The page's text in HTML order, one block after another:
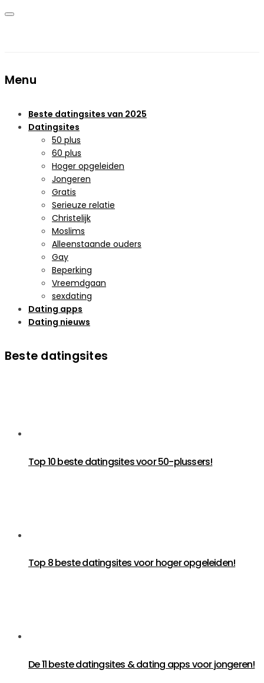
Menu
Beste datingsites van 2025
Datingsites
50 plus
60 plus
Hoger opgeleiden
Jongeren
Gratis
Serieuze relatie
Christelijk
Moslims
Alleenstaande ouders
Gay
Beperking
Vreemdgaan
sexdating
Dating apps
Dating nieuws
Beste datingsites
Top 10 beste datingsites voor 50-plussers!
Top 8 beste datingsites voor hoger opgeleiden!
De 11 beste datingsites & dating apps voor jongeren!